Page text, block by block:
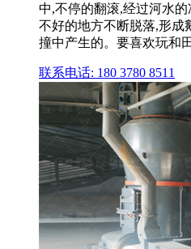
中,不停的翻滚,经过河水
不好的地方不断脱落,形成
撞中产生的。要喜欢玩和
联系电话: 180 3780 8511